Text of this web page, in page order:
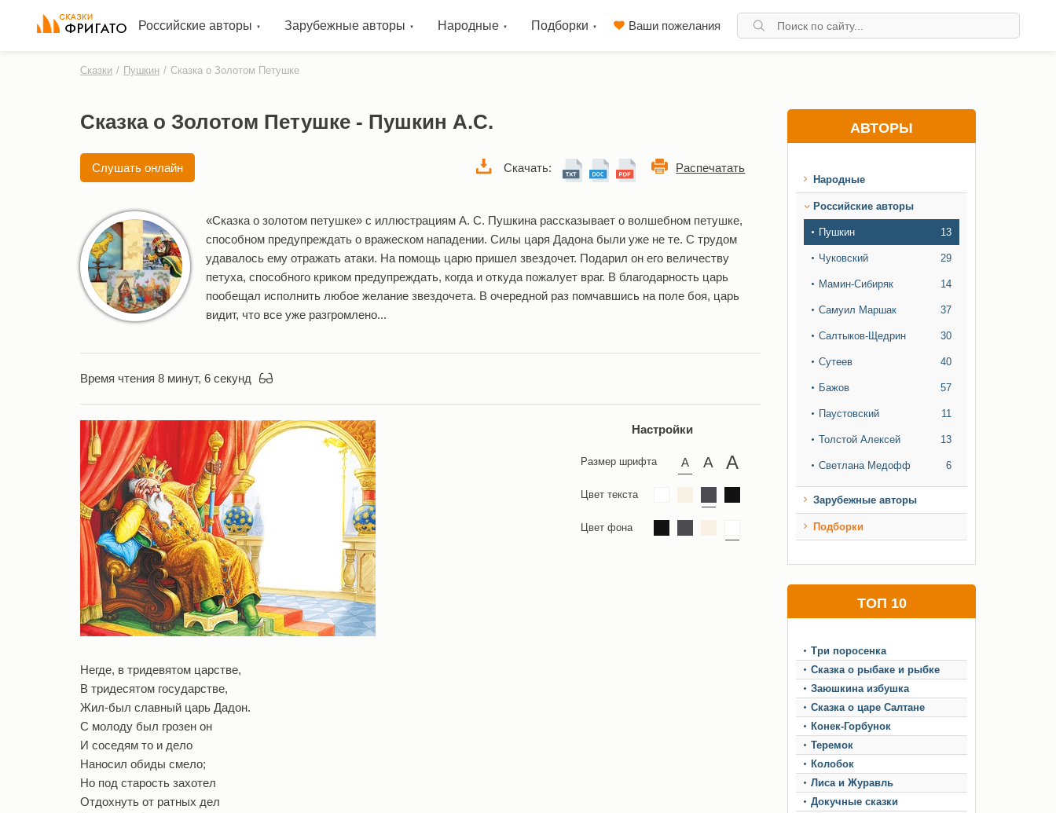
Российские авторы Зарубежные авторы Народные Подборки Ваши пожелания
Сказки / Пушкин / Сказка о Золотом Петушке
Сказка о Золотом Петушке - Пушкин А.С.
Слушать онлайн Скачать: Распечатать
«Сказка о золотом петушке» с иллюстрациям А. С. Пушкина рассказывает о волшебном петушке,
способном предупреждать о вражеском нападении. Силы царя Дадона были уже не те. С трудом
удавалось ему отражать атаки. На помощь царю пришел звездочет. Подарил он его величеству
петуха, способного криком предупреждать, когда и откуда пожалует враг. В благодарность царь
пообещал исполнить любое желание звездочета. В очередной раз помчавшись на поле боя, царь
видит, что все уже разгромлено...
Время чтения 8 минут, 6 секунд
Настройки
Размер шрифта
Цвет текста
Цвет фона
Негде, в тридевятом царстве,
В тридесятом государстве,
Жил-был славный царь Дадон.
С молоду был грозен он
И соседям то и дело
Наносил обиды смело;
Но под старость захотел
Отдохнуть от ратных дел
АВТОРЫ
Народные
Российские авторы
Пушкин 13
Чуковский 29
Мамин-Сибиряк 14
Самуил Маршак 37
Салтыков-Щедрин 30
Сутеев 40
Бажов 57
Паустовский 11
Толстой Алексей 13
Светлана Медофф 6
Зарубежные авторы
Подборки
ТОП 10
Три поросенка
Сказка о рыбаке и рыбке
Заюшкина избушка
Сказка о царе Салтане
Конек-Горбунок
Теремок
Колобок
Лиса и Журавль
Докучные сказки